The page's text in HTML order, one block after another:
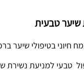
טבעית
חיוני בטיפולי שיער
טבעי למניעת נשירת